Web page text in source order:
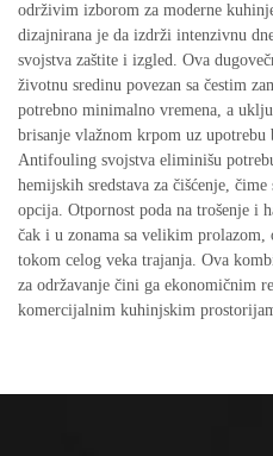
održivim izborom za moderne
dizajnirana je da izdrži intenzivnu
svojstva zaštite i izgled. Ova
životnu sredinu povezan sa čestim
potrebno minimalno vremena, a
brisanje vlažnom krpom uz upotrebu
Antifouling svojstva eliminišu
hemijskih sredstava za čišćenje,
opcija. Otpornost poda na trošenje i
čak i u zonama sa velikim
tokom celog veka trajanja. Ova
za održavanje čini ga ekonomičnim
komercijalnim kuhinjskim